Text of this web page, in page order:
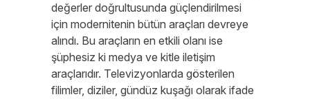
değerler doğrultusunda güçlendirilmesi
için modernitenin bütün araçları devreye
alındı. Bu araçların en etkili olanı ise
şüphesiz ki medya ve kitle iletişim
araçlarıdır. Televizyonlarda gösterilen
filimler, diziler, gündüz kuşağı olarak ifade